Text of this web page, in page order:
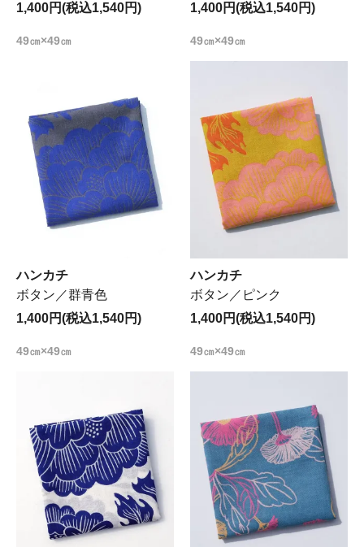
1,400円(税込1,540円)
49㎝×49㎝
1,400円(税込1,540円)
49㎝×49㎝
ハンカチ
ボタン／群青色
1,400円(税込1,540円)
49㎝×49㎝
ハンカチ
ボタン／ピンク
1,400円(税込1,540円)
49㎝×49㎝